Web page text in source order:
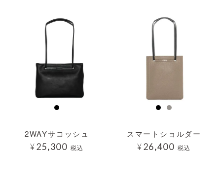
2WAYサコッシュ
¥25,300 税込
スマートショルダー
¥26,400 税込